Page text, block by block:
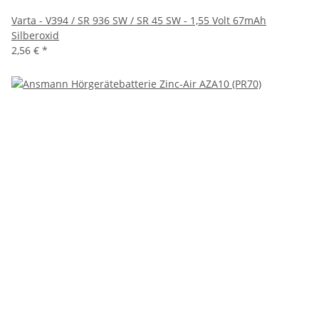
Varta - V394 / SR 936 SW / SR 45 SW - 1,55 Volt 67mAh
Silberoxid
2,56 € *